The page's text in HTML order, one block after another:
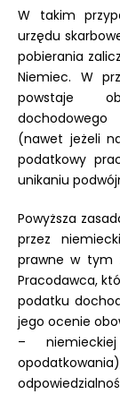
W takim
urzędu
pobierania
Niemiec. W
powstaje
(nawet jeżeli
podatkowy
unikaniu
Powyższa
przez
prawne w tym
Pracodawca,
podatku
jego ocenie
–